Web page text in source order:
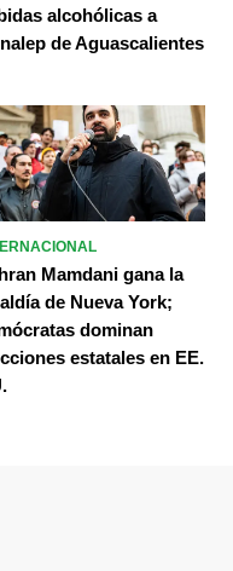
alcohólicas a
de Aguascalientes
Mamdani gana la
de Nueva York;
dominan
estatales en EE.